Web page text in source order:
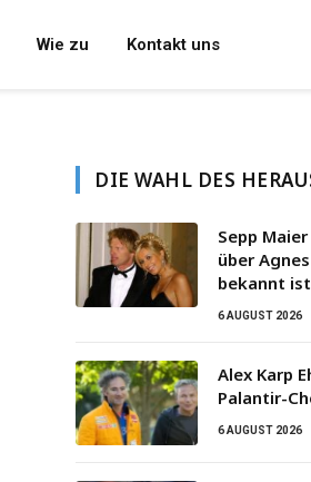
Wie zu Kontakt uns
DIE WAHL DES
Sepp
über
bekannt ist
6 AUGUST 2026
Alex Karp
Palantir-
6 AUGUST 2026